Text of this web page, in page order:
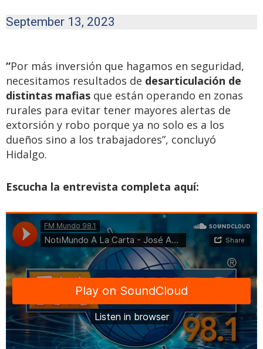
September 13, 2023
“Por más inversión que hagamos en seguridad,
necesitamos resultados de desarticulación de
distintas mafias que están operando en zonas
rurales para evitar tener mayores alertas de
extorsión y robo porque ya no solo es a los
dueños sino a los trabajadores”, concluyó
Hidalgo.
Escucha la entrevista completa aquí: